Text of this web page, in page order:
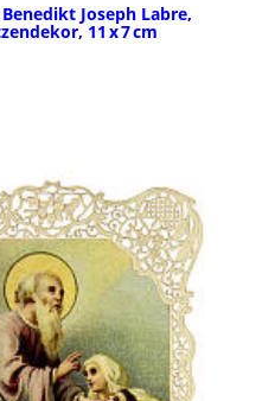
Joseph Labre,
11 x 7 cm